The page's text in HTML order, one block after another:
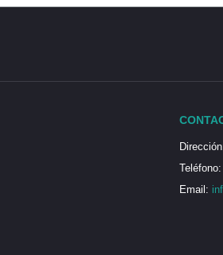
Teléfono:
Email: